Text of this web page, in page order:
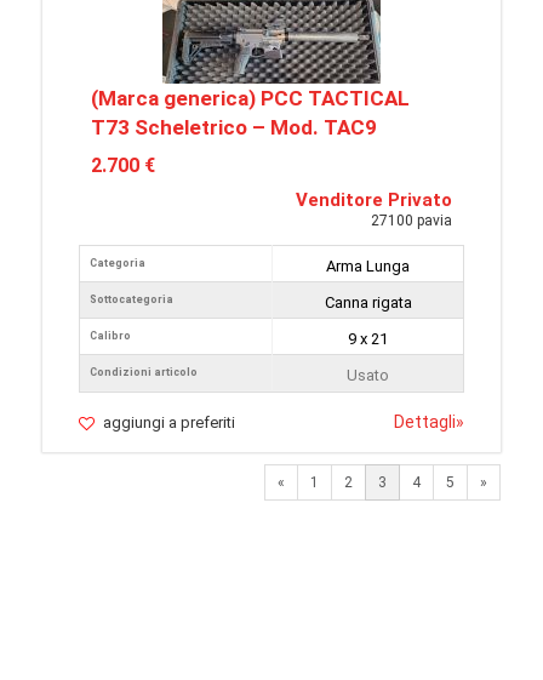
(Marca generica) PCC TACTICAL
T73 Scheletrico – Mod. TAC9
2.700 €
Venditore Privato
27100 pavia
Categoria
Sottocategoria
Calibro
Condizioni articolo
Arma Lunga
Canna rigata
9 x 21
Usato
aggiungi a preferiti Dettagli»
« Previous
1 2 3 4 5 »